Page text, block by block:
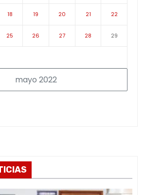
mayo 2022
18 19 20 21 22
25 26 27 28 29